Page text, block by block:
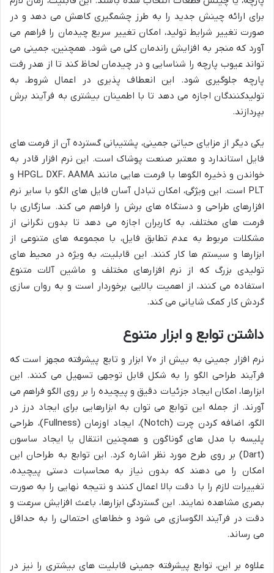
برای ارائه چینش جدید را به طرز چشمگیری کاهش می دهد و در
صورت تغییر شرایط تولید، امکان تغییر سریع چیدمان را فراهم می
آورد که منجر به افزایش راندمان کلی می شود. همچنین، جمینی می
تواند عیوب پارچه را شناسایی و در چیدمان لحاظ کند تا از هدر رفت
پارچه جلوگیری شود. این انعطاف پذیری در اعمال شروط، به
تولیدکنندگان اجازه می دهد تا با اطمینان بیشتری به فرآیند برش
بپردازند.
یکی دیگر از مزایای حیاتی جمینی، پشتیبانی گسترده آن از فرمت های
فایل استاندارد و معتبر صنعت پوشاک است. این نرم افزار قادر به
خواندن و ذخیره الگوها با فرمت هایی مانند HPGL، DXF، AAMA و
PLT است. این ویژگی، امکان تبادل آسان فایل های الگو با سایر نرم
افزارهای طراحی و دستگاه های برش را فراهم می کند. سازگاری با
فرمت های مختلف، به کاربران اجازه می دهد تا بدون نگرانی از
مشکلات مربوط به عدم تطابق فایل، با مجموعه های متنوعی از
ابزارها و سیستم ها کار کنند. این قابلیت، به ویژه در محیط های
تولیدی بزرگ که از نرم افزارهای مختلف و ماشین آلات متنوع
استفاده می کنند، از اهمیت بالایی برخوردار است و به روان سازی
گردش کار کمک شایانی می کند.
داشتن توابع و ابزار متنوع
نرم افزار جمینی به بیش از ۷۰ ابزار و تابع پیشرفته مجهز است که
فرآیند طراحی الگو را به شکل قابل توجهی تسهیل می کنند. این
ابزارها، امکان ایجاد جزئیات دقیق و پیچیده را بر روی الگو فراهم می
آورند. از جمله این توابع می توان به ابزارهایی برای ایجاد درز در
الگو، اضافه کردن چرت (Notch)، ایجاد اوزمان (Fullness)، طراحی
پلیسه با مدل های گوناگون و همچنین انتقال یا ایجاد ساسون
(Dart) بر روی طرح مورد نظر اشاره کرد. این توابع به طراحان این
امکان را می دهند که بدون نیاز به محاسبات دستی پیچیده،
تغییرات لازم را با دقت بالا اعمال کنند و نتیجه نهایی را به صورت
بصری مشاهده نمایند. این گستردگی ابزارها، باعث افزایش سرعت و
دقت در فرآیند الگوسازی می شود و خطاهای احتمالی را به حداقل
می رساند.
علاوه بر این، توابع پیشرفته جمینی قابلیت های بیشتری را نیز در